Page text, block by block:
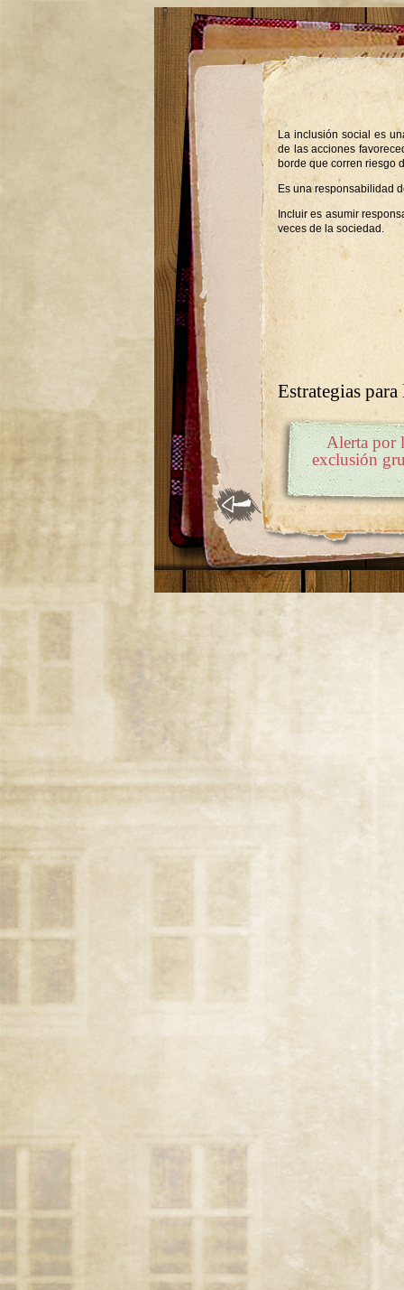
La inclusión social es
de las acciones
borde que corren riesgo
Es una responsabilidad
Incluir es asumir
veces de la sociedad.
Estrategias
Alerta por
exclusión